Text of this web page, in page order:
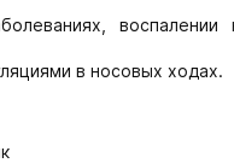
воспалении
в носовых ходах.